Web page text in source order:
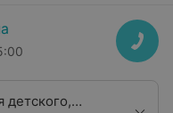
детского,